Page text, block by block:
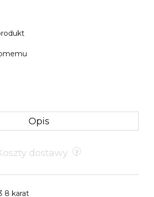
Opis
dostawy
8 karat